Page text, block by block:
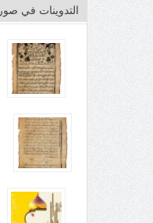
التدوينات في صور